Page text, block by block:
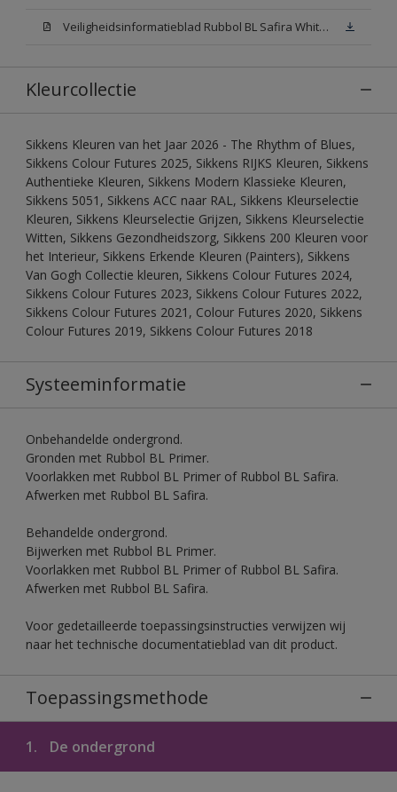
Veiligheidsinformatieblad Rubbol BL Safira White W05 (MSDS)
Kleurcollectie
Sikkens Kleuren van het Jaar 2026 - The Rhythm of Blues,
Sikkens Colour Futures 2025, Sikkens RIJKS Kleuren, Sikkens
Authentieke Kleuren, Sikkens Modern Klassieke Kleuren,
Sikkens 5051, Sikkens ACC naar RAL, Sikkens Kleurselectie
Kleuren, Sikkens Kleurselectie Grijzen, Sikkens Kleurselectie
Witten, Sikkens Gezondheidszorg, Sikkens 200 Kleuren voor
het Interieur, Sikkens Erkende Kleuren (Painters), Sikkens
Van Gogh Collectie kleuren, Sikkens Colour Futures 2024,
Sikkens Colour Futures 2023, Sikkens Colour Futures 2022,
Sikkens Colour Futures 2021, Colour Futures 2020, Sikkens
Colour Futures 2019, Sikkens Colour Futures 2018
Systeeminformatie
Onbehandelde ondergrond.
Gronden met Rubbol BL Primer.
Voorlakken met Rubbol BL Primer of Rubbol BL Safira.
Afwerken met Rubbol BL Safira.
Behandelde ondergrond.
Bijwerken met Rubbol BL Primer.
Voorlakken met Rubbol BL Primer of Rubbol BL Safira.
Afwerken met Rubbol BL Safira.
Voor gedetailleerde toepassingsinstructies verwijzen wij
naar het technische documentatieblad van dit product.
Toepassingsmethode
1. De ondergrond